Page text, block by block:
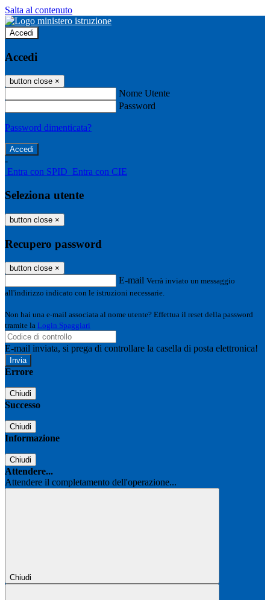
Salta al contenuto
Accedi
Accedi
button close ×
Nome Utente
Password
Password dimenticata?
-
Entra con SPID Entra con CIE
Seleziona utente
button close ×
Recupero password
button close ×
E-mail Verrà inviato un messaggio
all'indirizzo indicato con le istruzioni necessarie.
Non hai una e-mail associata al nome utente? Effettua il reset della password
tramite la Login Spaggiari
E-mail inviata, si prega di controllare la casella di posta elettronica!
Errore
Chiudi
Successo
Chiudi
Informazione
Chiudi
Attendere...
Attendere il completamento dell'operazione...
Chiudi